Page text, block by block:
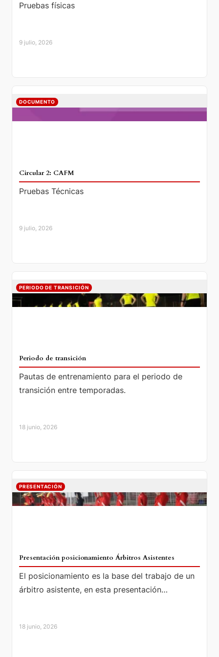
Pruebas físicas
9 julio, 2026
DOCUMENTO
Circular 2: CAFM
Pruebas Técnicas
9 julio, 2026
PERIODO DE TRANSICIÓN
Periodo de transición
Pautas de entrenamiento para el periodo de
transición entre temporadas.
18 junio, 2026
PRESENTACIÓN
Presentación posicionamiento Árbitros Asistentes
El posicionamiento es la base del trabajo de un
árbitro asistente, en esta presentación
18 junio, 2026